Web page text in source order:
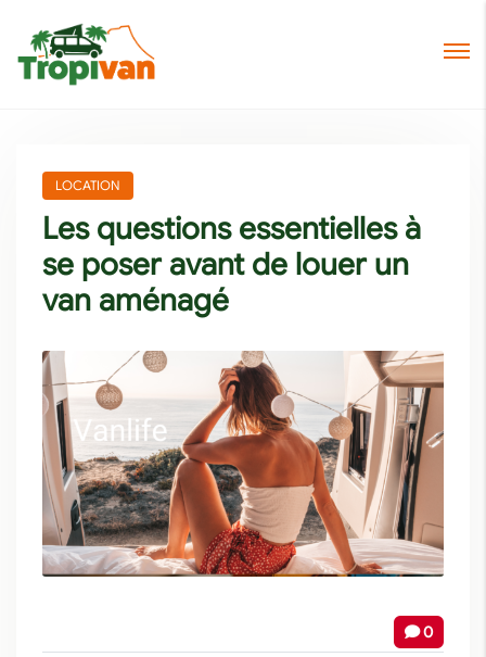
LOCATION
Les questions essentielles à
se poser avant de louer un
van aménagé
0